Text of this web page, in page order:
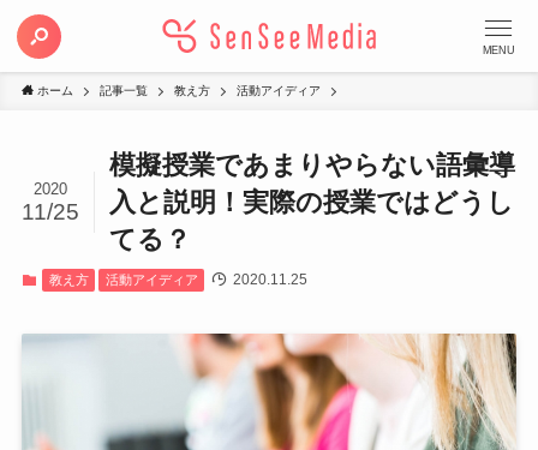
MENU
ホーム 記事一覧 教え方 活動アイディア
模擬授業であまりやらない語彙導
入と説明！実際の授業ではどうし
てる？
2020
11/25
教え方 活動アイディア 2020.11.25